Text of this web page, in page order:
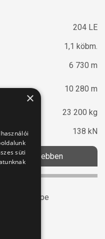
204 LE
1,1 köbm.
6 730 m
10 280 m
23 200 kg
138 kN
Bővebben
×
süti